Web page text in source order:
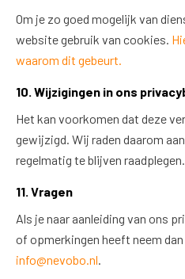
Om je zo goed mogelijk van
website gebruik van cookies.
waarom dit gebeurt.
10. Wijzigingen in ons
Het kan voorkomen dat deze
gewijzigd. Wij raden daarom
regelmatig te blijven raadplegen.
11. Vragen
Als je naar aanleiding van ons
of opmerkingen heeft neem
info@nevobo.nl